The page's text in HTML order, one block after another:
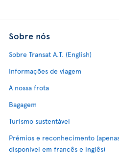
Sobre nós
Sobre Transat A.T. (English)
Informações de viagem
A nossa frota
Bagagem
Turismo sustentável
Prémios e reconhecimento
disponível em francês e inglês)